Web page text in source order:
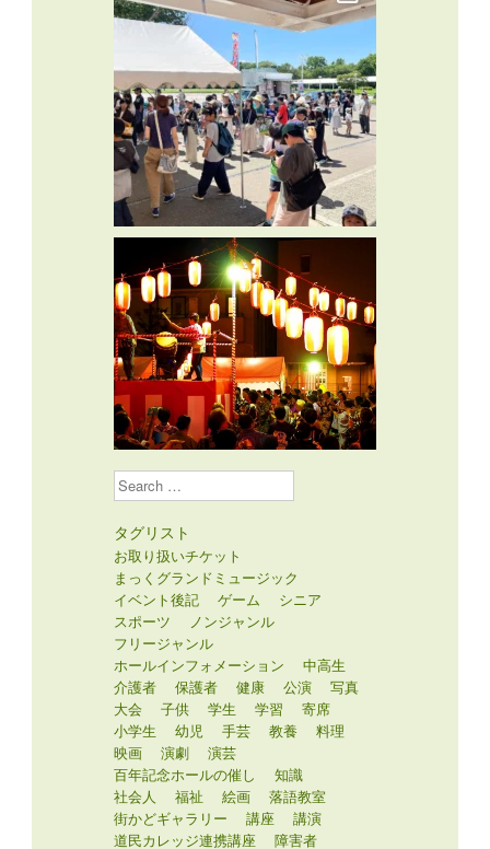
Search
タグリスト
お取り扱いチケット
まっくグランドミュージック
イベント後記
ゲーム
シニア
スポーツ
ノンジャンル
フリージャンル
ホールインフォメーション
中高生
介護者
保護者 健康 公演
写真
大会
子供 学生 学習
寄席
小学生
幼児 手芸 教養
料理
映画
演劇
演芸
百年記念ホールの催し
知識
社会人
福祉 絵画
落語教室
街かどギャラリー
講座
講演
道民カレッジ連携講座
障害者